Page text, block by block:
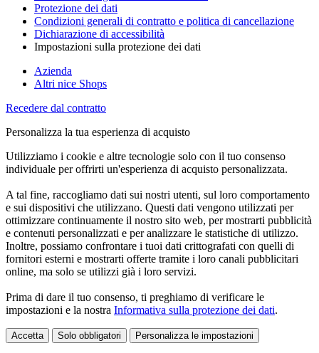
Protezione dei dati
Condizioni generali di contratto e politica di cancellazione
Dichiarazione di accessibilità
Impostazioni sulla protezione dei dati
Azienda
Altri nice Shops
Recedere dal contratto
Personalizza la tua esperienza di acquisto
Utilizziamo i cookie e altre tecnologie solo con il tuo consenso
individuale per offrirti un'esperienza di acquisto personalizzata.
A tal fine, raccogliamo dati sui nostri utenti, sul loro comportamento
e sui dispositivi che utilizzano. Questi dati vengono utilizzati per
ottimizzare continuamente il nostro sito web, per mostrarti pubblicità
e contenuti personalizzati e per analizzare le statistiche di utilizzo.
Inoltre, possiamo confrontare i tuoi dati crittografati con quelli di
fornitori esterni e mostrarti offerte tramite i loro canali pubblicitari
online, ma solo se utilizzi già i loro servizi.
Prima di dare il tuo consenso, ti preghiamo di verificare le
impostazioni e la nostra Informativa sulla protezione dei dati.
Accetta Solo obbligatori Personalizza le impostazioni